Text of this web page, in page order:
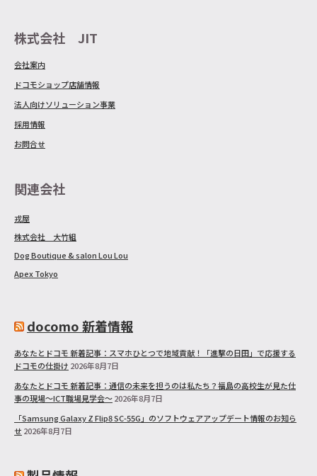
株式会社 JIT
会社案内
ドコモショップ店舗情報
法人向けソリューション事業
採用情報
お問合せ
関連会社
戎屋
株式会社 大竹組
Dog Boutique & salon Lou Lou
Apex Tokyo
docomo 新着情報
あなたとドコモ 新着記事：スマホひとつで地域貢献！「進撃の日田」で応援する
ドコモの仕掛け 2026年8月7日
あなたとドコモ 新着記事：通信の未来を担うのは私たち？福島の高校生が見た仕
事の現場～ICT職場見学会～2026年8月7日
「Samsung Galaxy Z Flip8 SC-55G」のソフトウェアアップデート情報のお知ら
せ 2026年8月7日